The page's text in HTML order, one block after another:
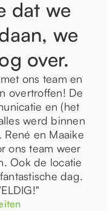
dat we
we
over.
ons team en
overtroffen! De
en (het
werd binnen
en Maaike
ons team weer
Ook de locatie
dag.